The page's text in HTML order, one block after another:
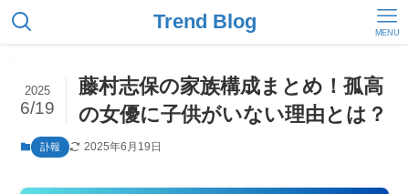
Trend Blog MENU
藤村志保の家族構成まとめ！孤高
の女優に子供がいない理由とは？
2025
6/19
訃報 2025年6月19日